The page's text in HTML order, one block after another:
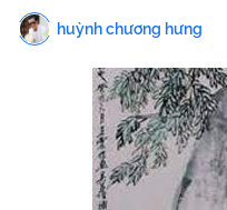
huỳnh chương hưng